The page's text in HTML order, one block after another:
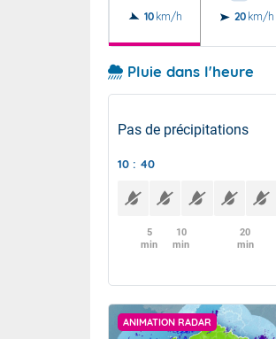
10 km/h 20 km/h
Pluie dans l'heure
Pas de précipitations
10 : 40
5
min
10
min
20
min
ANIMATION RADAR